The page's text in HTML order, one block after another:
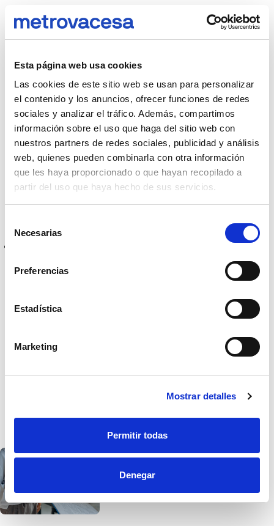
Esta página web usa cookies
Las cookies de este sitio web se usan para personalizar
el contenido y los anuncios, ofrecer funciones de redes
sociales y analizar el tráfico. Además, compartimos
información sobre el uso que haga del sitio web con
nuestros partners de redes sociales, publicidad y análisis
web, quienes pueden combinarla con otra información
que les haya proporcionado o que hayan recopilado a
partir del uso que haya hecho de sus servicios.
consentimiento
Necesarias
Preferencias
Estadística
Marketing
Mostrar detalles
Permitir todas
Denegar
administrador o
la comunidad de
propietarios nos
indique que la
vivienda está al
corriente en los
pagos de las
cuotas de la
comunidad o
derramas que
las escrituras de